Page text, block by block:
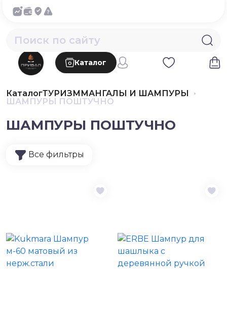
Каталог
КаталогТУРИЗМ МАНГАЛЫ И ШАМПУРЫ
ШАМПУРЫ ПОШТУЧНО
ШАМПУРЫ ПОШТУЧНО
Все фильтры